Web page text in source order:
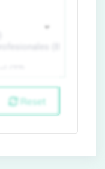
Reset